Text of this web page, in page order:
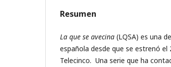
Resumen
La que se avecina (LQSA) es una
española desde que se estrenó el
Telecinco. Una serie que ha